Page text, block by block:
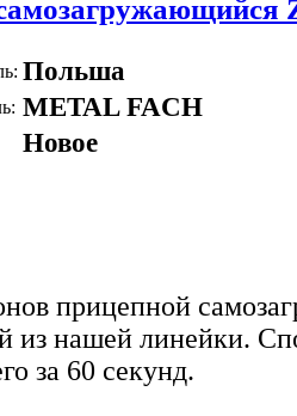
Польша
METAL FACH
Новое
прицепной
из нашей линейки.
за 60 секунд.